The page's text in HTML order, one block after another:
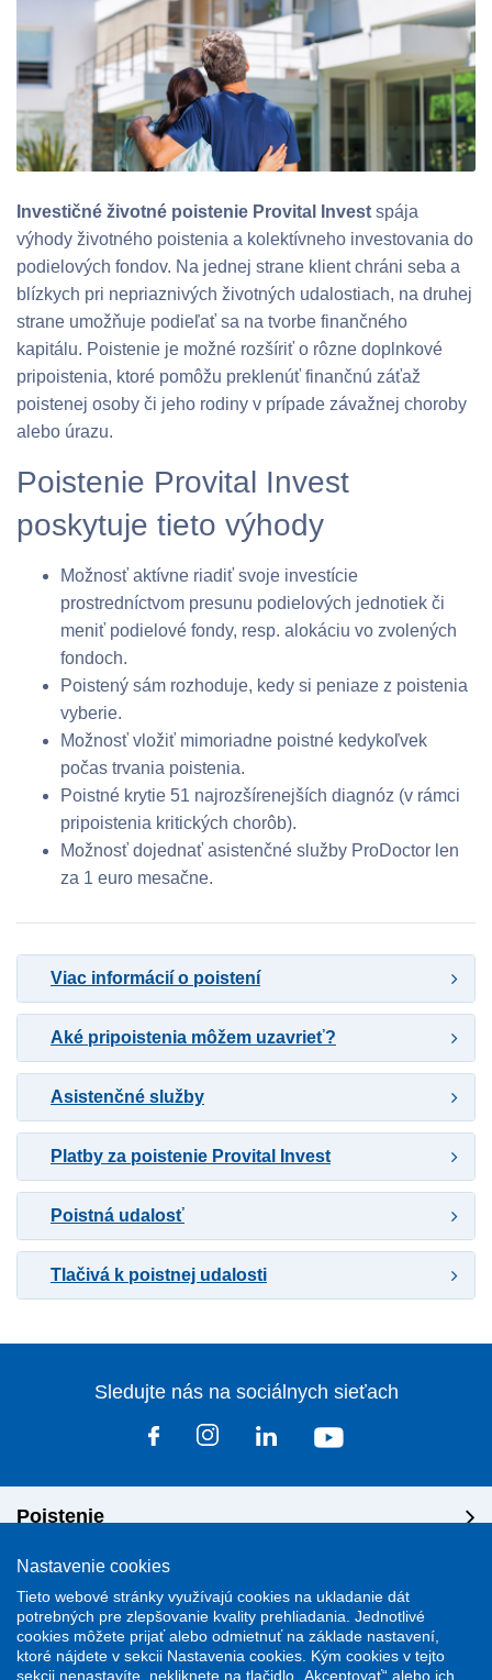
Nastavenie cookies
Tieto webové stránky využívajú cookies na ukladanie dát
potrebných pre zlepšovanie kvality prehliadania. Jednotlivé
cookies môžete prijať alebo odmietnuť na základe nastavení,
ktoré nájdete v sekcii Nastavenia cookies. Kým cookies v tejto
sekcii nenastavíte, nekliknete na tlačidlo „Akceptovať“ alebo ich
Investičné životné poistenie Provital Invest spája
výhody životného poistenia a kolektívneho investovania do
podielových fondov. Na jednej strane klient chráni seba a
blízkych pri nepriaznivých životných udalostiach, na druhej
strane umožňuje podieľať sa na tvorbe finančného
kapitálu. Poistenie je možné rozšíriť o rôzne doplnkové
pripoistenia, ktoré pomôžu preklenúť finančnú záťaž
poistenej osoby či jeho rodiny v prípade závažnej choroby
alebo úrazu.
Poistenie Provital Invest
poskytuje tieto výhody
Možnosť aktívne riadiť svoje investície
prostredníctvom presunu podielových jednotiek či
meniť podielové fondy, resp. alokáciu vo zvolených
fondoch.
Poistený sám rozhoduje, kedy si peniaze z poistenia
vyberie.
Možnosť vložiť mimoriadne poistné kedykoľvek
počas trvania poistenia.
Poistné krytie 51 najrozšírenejších diagnóz (v rámci
pripoistenia kritických chorôb).
Možnosť dojednať asistenčné služby ProDoctor len
za 1 euro mesačne.
Viac informácií o poistení
Aké pripoistenia môžem uzavrieť?
Asistenčné služby
Platby za poistenie Provital Invest
Poistná udalosť
Tlačivá k poistnej udalosti
Sledujte nás na sociálnych sieťach
Poistenie
Riešenie škôd
Dôležité odkazy